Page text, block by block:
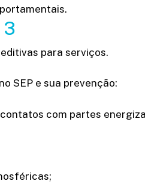
3
para serviços.
SEP e sua prevenção:
com partes